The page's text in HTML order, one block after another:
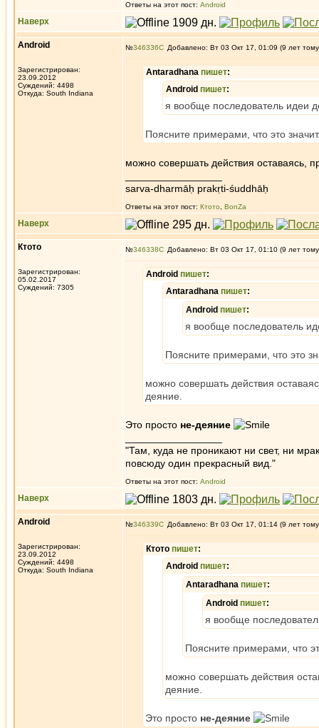
Ответы на этот пост: Android
Наверх
Android
Зарегистрирован:
23.09.2012
Суждений: 4498
Откуда: South Indiana
№346336 Добавлено: Вт 03 Окт 17, 01:09 (9 лет
Antaradhana пишет:
Android пишет:
я вообще последователь идеи
Поясните примерами, что это
можно совершать действия оставаясь,
sarva-dharmāḥ prakṛti-śuddhāḥ
Ответы на этот пост: Ктото BonZa
Наверх
Ктото
Зарегистрирован:
05.02.2017
Суждений: 7305
№346338 Добавлено: Вт 03 Окт 17, 01:10 (9 лет
Android пишет:
Antaradhana пишет:
Android пишет:
я вообще последователь
Поясните примерами, что это
можно совершать действия
деяние.
Это просто не-деяние
"Там, куда не проникают ни свет, ни
повсюду один прекрасный вид."
Ответы на этот пост: Android
Наверх
Android
Зарегистрирован:
23.09.2012
Суждений: 4498
Откуда: South Indiana
№346339 Добавлено: Вт 03 Окт 17, 01:14 (9 лет
Ктото пишет:
Android пишет:
Antaradhana пишет:
Android пишет:
я вообще
Поясните примерами, что
можно совершать действия
деяние.
Это просто не-деяние